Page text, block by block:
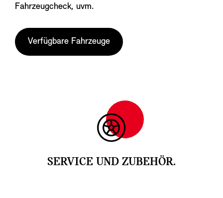
Fahrzeugcheck, uvm.
Verfügbare Fahrzeuge
SERVICE UND ZUBEHÖR.